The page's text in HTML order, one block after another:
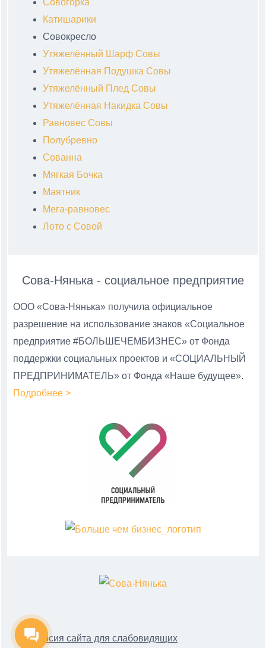
Катишарики
Совокресло
Утяжелённый Шарф Совы
Утяжелённая Подушка Совы
Утяжелённый Плед Совы
Утяжелённая Накидка Совы
Равновес Совы
Полубревно
Сованна
Мягкая Бочка
Маятник
Мега-равновес
Лото с Совой
Сова-Нянька - социальное предприятие
ООО «Сова-Нянька» получила официальное
разрешение на использование знаков «Социальное
предприятие #БОЛЬШЕЧЕМБИЗНЕС» от Фонда
поддержки социальных проектов и «СОЦИАЛЬНЫЙ
ПРЕДПРИНИМАТЕЛЬ» от Фонда «Наше будущее».
Подробнее >
версия сайта для слабовидящих